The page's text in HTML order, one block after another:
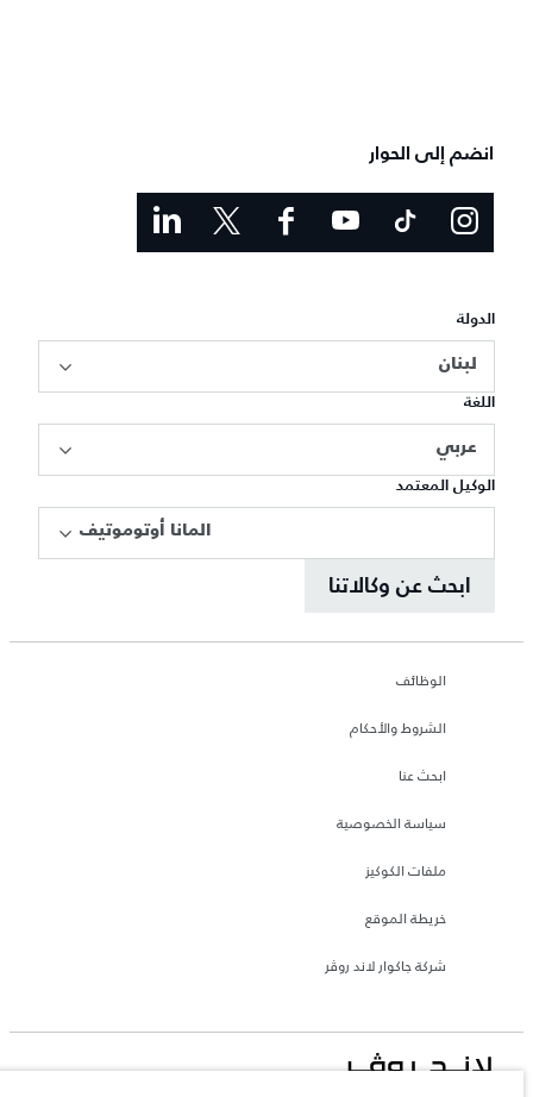
انضم إلى الحوار
الدولة
لبنان
اللغة
عربي
الوكيل المعتمد
المانا أوتوموتيف
ابحث عن وكالاتنا
الوظائف
الشروط والأحكام
ابحث عنا
سياسة الخصوصية
ملفات الكوكيز
خريطة الموقع
شركة جاكوار لاند روڤر